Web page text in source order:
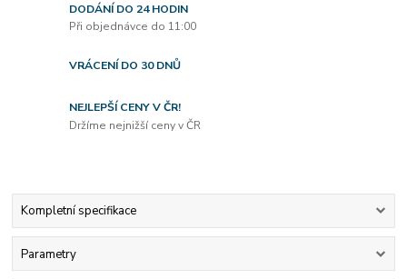
DODÁNÍ DO 24 HODIN
Při objednávce do 11:00
VRÁCENÍ DO 30 DNŮ
NEJLEPŠÍ CENY V ČR!
Držíme nejnižší ceny v ČR
Kompletní specifikace
Parametry